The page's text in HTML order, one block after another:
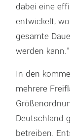
dabei eine
entwickelt,
gesamte
werden kann.“
In den
mehrere
Deutschland
betreiben.